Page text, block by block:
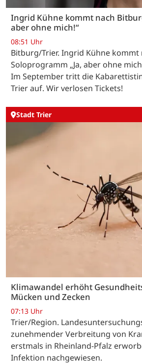
Ingrid Kühne kommt nach
aber ohne mich!“
08:51 Uhr
Bitburg/Trier. Ingrid Kühne
Soloprogramm „Ja, aber ohne
Im September tritt die
Trier auf. Wir verlosen Tickets!
Stadt Trier
Klimawandel erhöht
Mücken und Zecken
07:13 Uhr
Trier/Region.
zunehmender Verbreitung von
erstmals in Rheinland-Pfalz
Infektion nachgewiesen.